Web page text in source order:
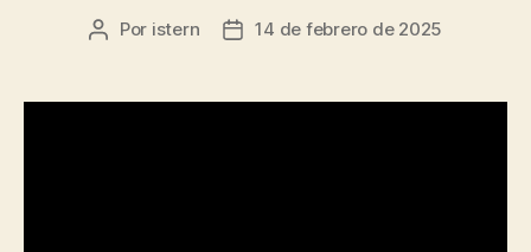
Autor
entrada
Por istern
Fecha
entrada
14 de febrero de 2025